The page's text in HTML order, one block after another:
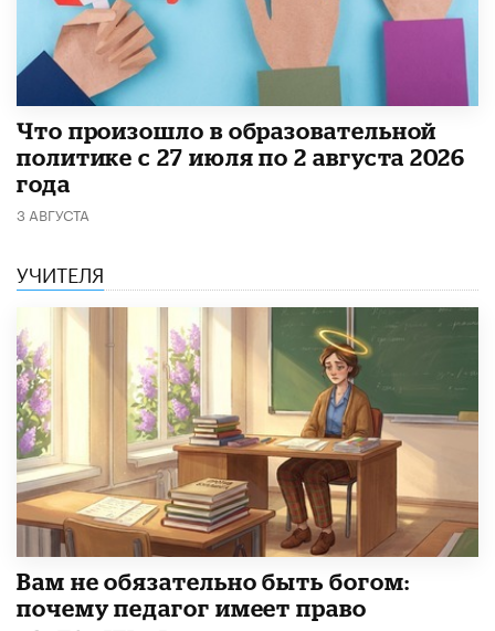
​Что произошло в образовательной
политике с 27 июля по 2 августа 2026
года
3 АВГУСТА
УЧИТЕЛЯ
​Вам не обязательно быть богом:
почему педагог имеет право